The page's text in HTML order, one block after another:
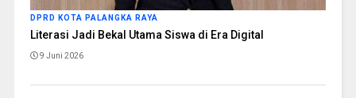
DPRD KOTA PALANGKA RAYA
Literasi Jadi Bekal Utama Siswa di Era Digital
9 Juni 2026